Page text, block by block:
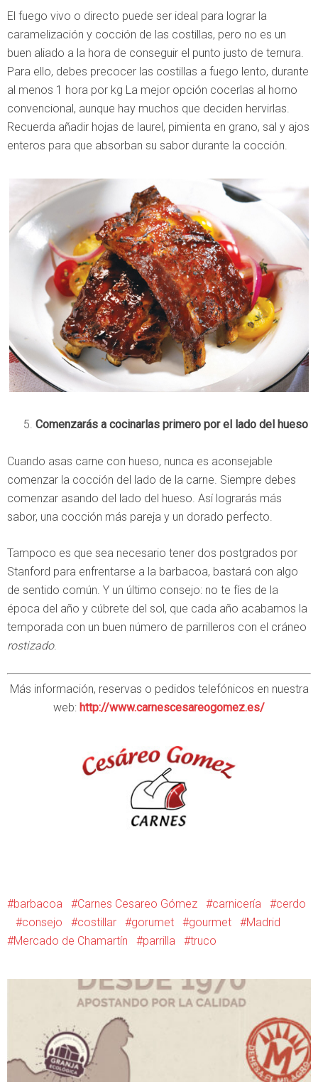
El fuego vivo o directo puede ser ideal para lograr la
caramelización y cocción de las costillas, pero no es un
buen aliado a la hora de conseguir el punto justo de ternura.
Para ello, debes precocer las costillas a fuego lento, durante
al menos 1 hora por kg La mejor opción cocerlas al horno
convencional, aunque hay muchos que deciden hervirlas.
Recuerda añadir hojas de laurel, pimienta en grano, sal y ajos
enteros para que absorban su sabor durante la cocción.
Comenzarás a cocinarlas primero por el lado del hueso
Cuando asas carne con hueso, nunca es aconsejable
comenzar la cocción del lado de la carne. Siempre debes
comenzar asando del lado del hueso. Así lograrás más
sabor, una cocción más pareja y un dorado perfecto.
Tampoco es que sea necesario tener dos postgrados por
Stanford para enfrentarse a la barbacoa, bastará con algo
de sentido común. Y un último consejo: no te fíes de la
época del año y cúbrete del sol, que cada año acabamos la
temporada con un buen número de parrilleros con el cráneo
rostizado.
Más información, reservas o pedidos telefónicos en nuestra
web: http://www.carnescesareogomez.es/
barbacoa Carnes Cesareo Gómez carnicería
cerdo
consejo
costillar gorumet gourmet
Madrid
Mercado de Chamartín
parrilla truco